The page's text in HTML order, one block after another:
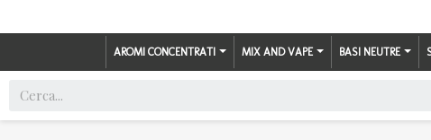
AROMI CONCENTRATI MIX AND VAPE BASI NEUTRE